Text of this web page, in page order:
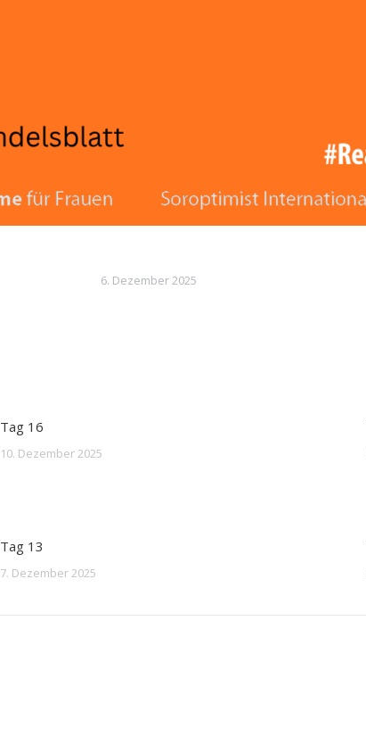
6. Dezember 2025
Tag 16
10. Dezember 2025
Tag 13
7. Dezember 2025